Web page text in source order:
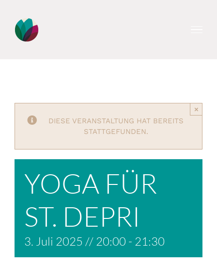
springen
DIESE VERANSTALTUNG HAT BEREITS
STATTGEFUNDEN.
×
YOGA FÜR
ST. DEPRI
3. Juli 2025 // 20:00 - 21:30